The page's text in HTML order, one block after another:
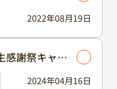
2022年08月19日
2024年04月16日
感謝祭キャン